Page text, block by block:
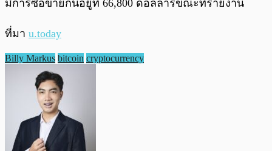
มีการซื้อขายกันอยู่ที่ 66,800 ดอลลาร์ขณะที่รายงาน
ที่มา u.today
Billy Markus bitcoin cryptocurrency